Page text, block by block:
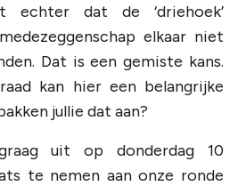
echter dat de ‘driehoek’
elkaar niet
Dat is een gemiste kans.
kan hier een belangrijke
jullie dat aan?
uit op donderdag 10
te nemen aan onze ronde